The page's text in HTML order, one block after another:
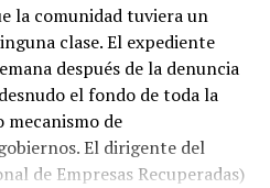
la comunidad tuviera un
clase. El expediente
después de la denuncia
el fondo de toda la
mecanismo de
El dirigente del
de Empresas Recuperadas)